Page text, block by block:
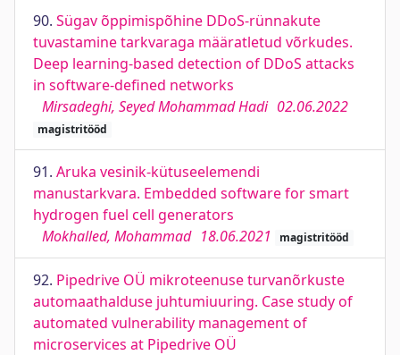
90. Sügav õppimispõhine DDoS-rünnakute
tuvastamine tarkvaraga määratletud võrkudes.
Deep learning-based detection of DDoS attacks
in software-deﬁned networks
Mirsadeghi, Seyed Mohammad Hadi 02.06.2022
magistritööd
91. Aruka vesinik-kütuseelemendi
manustarkvara. Embedded software for smart
hydrogen fuel cell generators
Mokhalled, Mohammad 18.06.2021 magistritööd
92. Pipedrive OÜ mikroteenuse turvanõrkuste
automaathalduse juhtumiuuring. Case study of
automated vulnerability management of
microservices at Pipedrive OÜ